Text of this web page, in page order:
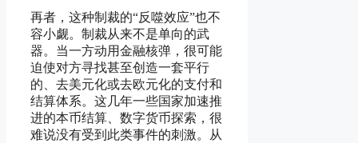
再者，这种制裁的“反噬效应”也不
容小觑。制裁从来不是单向的武
器。当一方动用金融核弹，很可能
迫使对方寻找甚至创造一套平行
的、去美元化或去欧元化的支付和
结算体系。这几年一些国家加速推
进的本币结算、数字货币探索，很
难说没有受到此类事件的刺激。从